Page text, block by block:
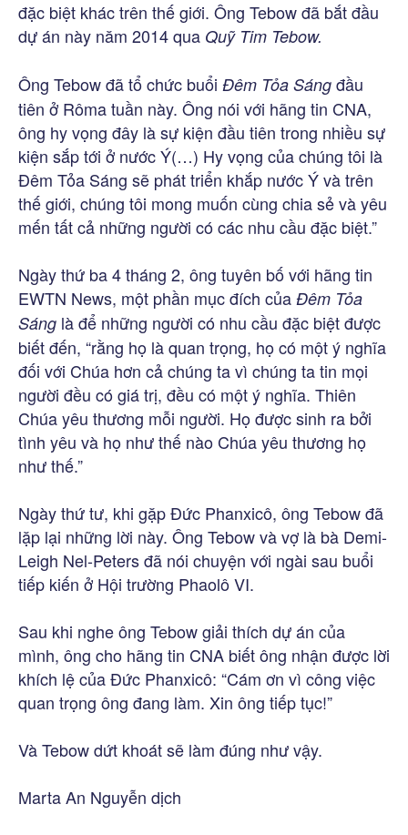
đặc biệt khác trên thế giới. Ông Tebow đã bắt đầu
dự án này năm 2014 qua Quỹ Tim Tebow.
Ông Tebow đã tổ chức buổi Đêm Tỏa Sáng đầu
tiên ở Rôma tuần này. Ông nói với hãng tin CNA,
ông hy vọng đây là sự kiện đầu tiên trong nhiều sự
kiện sắp tới ở nước Ý(…) Hy vọng của chúng tôi là
Đêm Tỏa Sáng sẽ phát triển khắp nước Ý và trên
thế giới, chúng tôi mong muốn cùng chia sẻ và yêu
mến tất cả những người có các nhu cầu đặc biệt.”
Ngày thứ ba 4 tháng 2, ông tuyên bố với hãng tin
EWTN News, một phần mục đích của Đêm Tỏa
Sáng là để những người có nhu cầu đặc biệt được
biết đến, “rằng họ là quan trọng, họ có một ý nghĩa
đối với Chúa hơn cả chúng ta vì chúng ta tin mọi
người đều có giá trị, đều có một ý nghĩa. Thiên
Chúa yêu thương mỗi người. Họ được sinh ra bởi
tình yêu và họ như thế nào Chúa yêu thương họ
như thế.”
Ngày thứ tư, khi gặp Đức Phanxicô, ông Tebow đã
lặp lại những lời này. Ông Tebow và vợ là bà Demi-
Leigh Nel-Peters đã nói chuyện với ngài sau buổi
tiếp kiến ở Hội trường Phaolô VI.
Sau khi nghe ông Tebow giải thích dự án của
mình, ông cho hãng tin CNA biết ông nhận được lời
khích lệ của Đức Phanxicô: “Cám ơn vì công việc
quan trọng ông đang làm. Xin ông tiếp tục!”
Và Tebow dứt khoát sẽ làm đúng như vậy.
Marta An Nguyễn dịch